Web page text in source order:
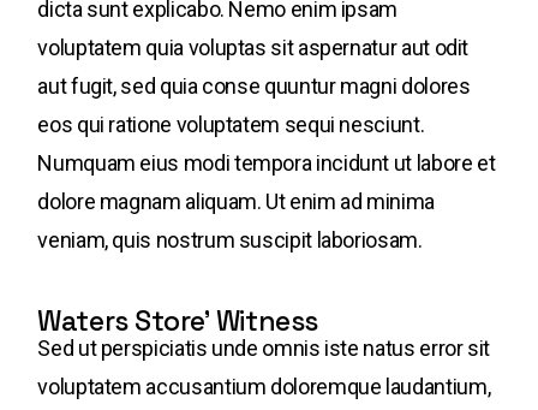
dicta sunt explicabo. Nemo enim ipsam
voluptatem quia voluptas sit aspernatur aut odit
aut fugit, sed quia conse quuntur magni dolores
eos qui ratione voluptatem sequi nesciunt.
Numquam eius modi tempora incidunt ut labore et
dolore magnam aliquam. Ut enim ad minima
veniam, quis nostrum suscipit laboriosam.
Waters Store’ Witness
Sed ut perspiciatis unde omnis iste natus error sit
voluptatem accusantium doloremque laudantium,